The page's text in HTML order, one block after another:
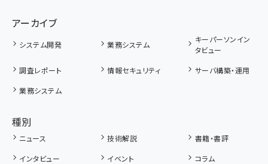
アーカイブ
システム開発 業務システム
キーパーソンイン
タビュー
調査レポート
情報セキュリティ
サーバ構築・運用
業務システム
種別
ニュース 技術解説
書籍・書評
インタビュー
イベント
コラム